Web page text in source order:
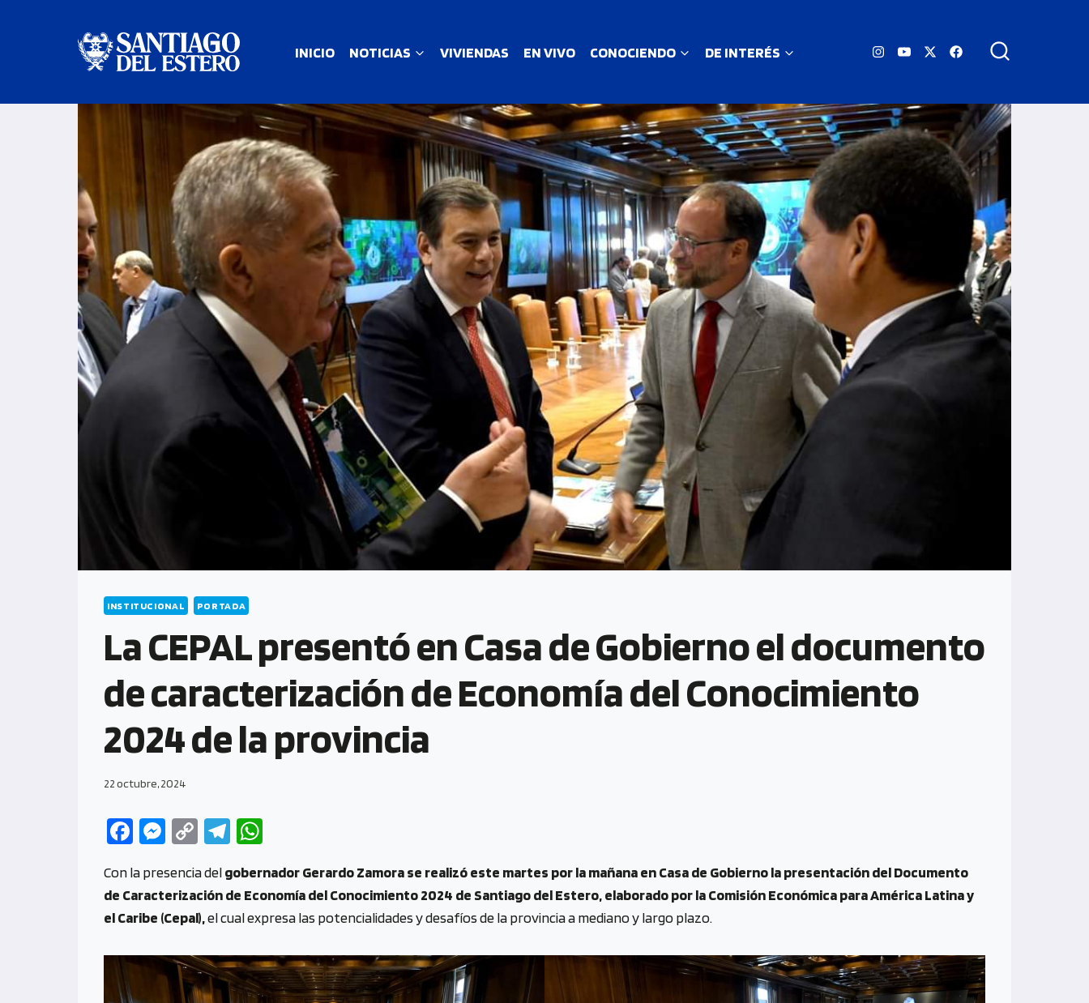
INICIO NOTICIAS VIVIENDAS EN VIVO CONOCIENDO DE INTERÉS
INSTITUCIONAL PORTADA
La CEPAL presentó en Casa de Gobierno el documento
de caracterización de Economía del Conocimiento
2024 de la provincia
22 octubre, 2024
Fa
b
o
k
M
se
n
er
C
py
Li
n
k
Te
gr
a
at
s
A
p
p
Con la presencia delgobernador Gerardo Zamora se realizó este martes por la mañana en Casa de Gobierno la presentación del Documento
de Caracterización de Economía del Conocimiento 2024 de Santiago del Estero, elaborado por la Comisión Económica para América Latina y
el Caribe (Cepal),el cual expresa las potencialidades y desafíos de la provincia a mediano y largo plazo.